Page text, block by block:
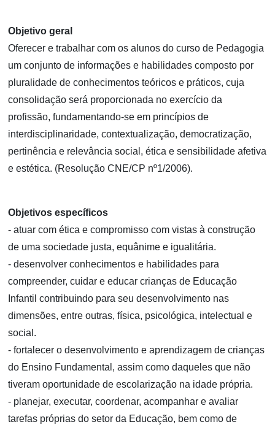
Objetivo geral
Oferecer e trabalhar com os alunos do curso de Pedagogia
um conjunto de informações e habilidades composto por
pluralidade de conhecimentos teóricos e práticos, cuja
consolidação será proporcionada no exercício da
profissão, fundamentando-se em princípios de
interdisciplinaridade, contextualização, democratização,
pertinência e relevância social, ética e sensibilidade afetiva
e estética. (Resolução CNE/CP nº1/2006).
Objetivos específicos
- atuar com ética e compromisso com vistas à construção
de uma sociedade justa, equânime e igualitária.
- desenvolver conhecimentos e habilidades para
compreender, cuidar e educar crianças de Educação
Infantil contribuindo para seu desenvolvimento nas
dimensões, entre outras, física, psicológica, intelectual e
social.
- fortalecer o desenvolvimento e aprendizagem de crianças
do Ensino Fundamental, assim como daqueles que não
tiveram oportunidade de escolarização na idade própria.
- planejar, executar, coordenar, acompanhar e avaliar
tarefas próprias do setor da Educação, bem como de